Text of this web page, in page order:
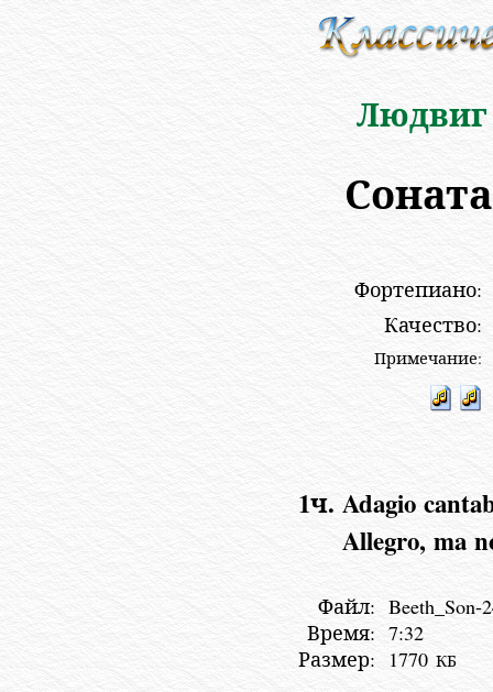
Людвиг
Фортепиано:
Качество:
Примечание:
1ч. Adagio
Allegro, ma
Файл: Beeth_Son-
Время: 7:32
Размер:
1770 КБ